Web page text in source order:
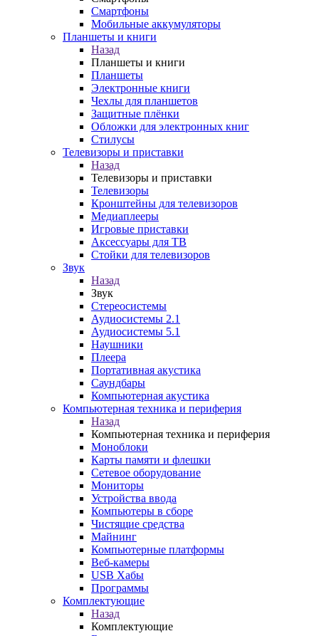
Смартфоны
Мобильные аккумуляторы
Планшеты и книги
Назад
Планшеты и книги
Планшеты
Электронные книги
Чехлы для планшетов
Защитные плёнки
Обложки для электронных книг
Стилусы
Телевизоры и приставки
Назад
Телевизоры и приставки
Телевизоры
Кронштейны для телевизоров
Медиаплееры
Игровые приставки
Аксессуары для ТВ
Стойки для телевизоров
Звук
Назад
Звук
Стереосистемы
Аудиосистемы 2.1
Аудиосистемы 5.1
Наушники
Плеера
Портативная акустика
Саундбары
Компьютерная акустика
Компьютерная техника и периферия
Назад
Компьютерная техника и периферия
Моноблоки
Карты памяти и флешки
Сетевое оборудование
Мониторы
Устройства ввода
Компьютеры в сборе
Чистящие средства
Майнинг
Компьютерные платформы
Веб-камеры
USB Хабы
Программы
Комплектующие
Назад
Комплектующие